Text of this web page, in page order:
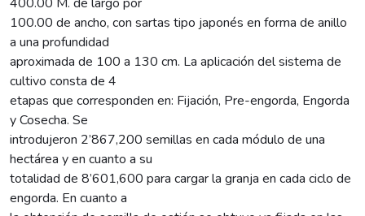
100.00 de ancho, con sartas tipo japonés en forma de anillo
a una profundidad
aproximada de 100 a 130 cm. La aplicación del sistema de
cultivo consta de 4
etapas que corresponden en: Fijación, Pre-engorda, Engorda
y Cosecha. Se
introdujeron 2’867,200 semillas en cada módulo de una
hectárea y en cuanto a su
totalidad de 8’601,600 para cargar la granja en cada ciclo de
engorda. En cuanto a